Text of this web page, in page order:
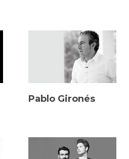
Pablo Gironés